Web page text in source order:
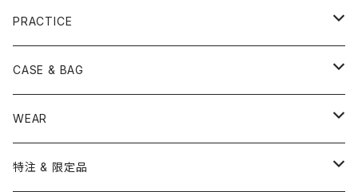
USED / Vintage
BONNEY DRUM JAPAN
SABIAN
MUTE
BEATER
STICK
DRUM STICK
MARCHING STICK
ELECTRICK DRUM
TABLA BONGO
DJEMBE
DARBUKA
PANDEIRO
TAMBORIM
PAIR CYMBAL
SUSPENDED CYMBAL
小物楽器
TAMBORIN
TRAIANGLE
STICK
MALLET
MARIMBA
楽譜
REMO
EVANS
TOM HEAD
6" HEAD
8" HEAD
BASS DRUM HEAD
18" HEAD
20" HEAD
OTHER HEAD
Cymbal Stands
Boom Stand
Straight Stand
Snare Stands
Hi-Hat Stands
Drum Pedals
PRACTICE
CYMBAL
PAD
BOOK ＆ MOVIE
CASE & BAG
STICK BAG
Link of Happiness
CYMBAL CASE
WEAR
BURR FINE COFFEE
特注 & 限定品